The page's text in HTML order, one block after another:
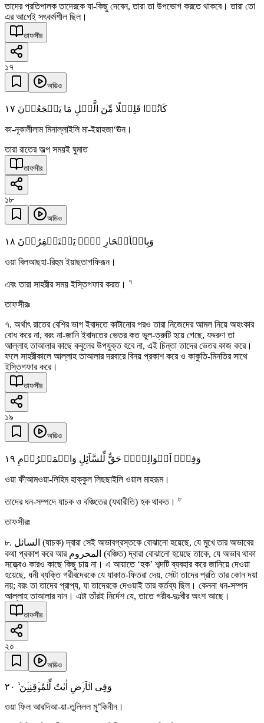
তাদের প্রতিপালক তাদেরকে যা-কিছু দেবেন, তারা তা উপভোগ করতে থাকবে। তারা তো
এর আগেই সৎকর্মশীল ছিল।
তাফসীর
১৭
অডিও
کَانُوۡا قَلِیۡلًا مِّنَ الَّیۡلِ مَا یَہۡجَعُوۡنَ ١٧
কা-নূকালীলাম মিনাল্লাইলি মা-ইয়াহজা‘ঊন।
তারা রাতের অল্প সময়ই ঘুমাত
তাফসীর
১৮
অডিও
وَبِالۡاَسۡحَارِ ہُمۡ یَسۡتَغۡفِرُوۡنَ ١٨
ওয়া বিলআছহা-রিহুম ইয়াছতাগফিরূন।
এবং তারা সাহরীর সময় ইস্তিগফার করত। ৭
তাফসীরঃ
৭. অর্থাৎ রাতের বেশির ভাগ ইবাদতে কাটানোর পরও তারা নিজেদের আমল নিয়ে অহংকার
বোধ করে না, বরং না-জানি ইবাদতের ভেতর কত ভুল-ত্রুটি হয়ে গেছে, যদ্দরুণ তা
আল্লাহ তাআলার কাছে কবুলের উপযুক্ত হবে না, এই চিন্তা তাদের ভেতর কাজ করে।
ফলে সাহরীকালে আল্লাহ তাআলার দরবারে বিনয় প্রকাশ করে ও কাকুতি-মিনতির সাথে
ইস্তিগফার করে।
তাফসীর
১৯
অডিও
وَفِیۡۤ اَمۡوَالِہِمۡ حَقٌّ لِّلسَّآئِلِ وَالۡمَحۡرُوۡمِ ١٩
ওয়া ফীআমওয়া-লিহিম হাক্কুল লিছছাইলি ওয়াল মাহরূম।
তাদের ধন-সম্পদে যাচক ও বঞ্চিতের (যথারীতি) হক থাকত। ৮
তাফসীরঃ
৮. السائل (যাচক) দ্বারা সেই অভাবগ্রস্তকে বোঝানো হয়েছে, যে মুখে তার অভাবের
কথা প্রকাশ করে আর المحروم (বঞ্চিত) দ্বারা বোঝানো হয়েছে তাকে, যে অভাব থাকা
সত্ত্বেও কারও কাছে কিছু চায় না। এ আয়াতে ‘হক’ শব্দটি ব্যবহার করে জানিয়ে দেওয়া
হয়েছে, ধনী ব্যক্তি গরীবদেরকে যে যাকাত-ফিতরা দেয়, সেটা তাদের প্রতি তার কোন দয়া
নয়; বরং তা তাদের প্রাপ্য, যা তাদেরকে দেওয়াই তার কর্তব্য ছিল। কেননা ধন-সম্পদ
আল্লাহ তাআলার দান। এটা তাঁরই নির্দেশ যে, তাতে গরীব-দুঃখীর অংশ আছে।
তাফসীর
২০
অডিও
وَفِی الۡاَرۡضِ اٰیٰتٌ لِّلۡمُوۡقِنِیۡنَ ۙ ٢۰
ওয়া ফিল আরদিআ-য়া-তুলিলল মূ’কিনীন।